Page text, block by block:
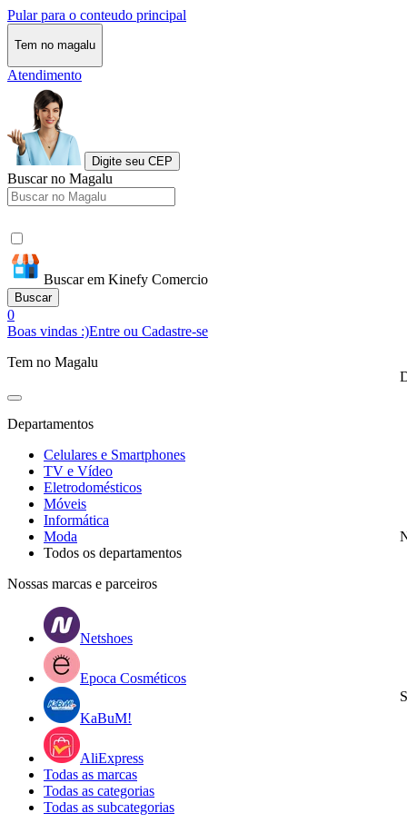
Pular para o conteudo principal
Tem no magalu
Atendimento
Digite seu CEP
Buscar no Magalu
Buscar em Kinefy Comercio
Buscar
0
Boas vindas :)Entre ou Cadastre-se
Tem no Magalu
Departamentos
Celulares e Smartphones
TV e Vídeo
Eletrodomésticos
Móveis
Informática
Moda
Todos os departamentos
Nossas marcas e parceiros
Netshoes
Epoca Cosméticos
KaBuM!
AliExpress
Todas as marcas
Todas as categorias
Todas as subcategorias